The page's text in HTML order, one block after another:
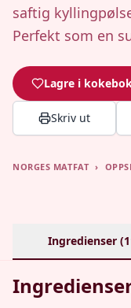
saftig
Perfekt som en
Lagre i
Skriv ut
NORGES MATFAT ›
Ingredienser (